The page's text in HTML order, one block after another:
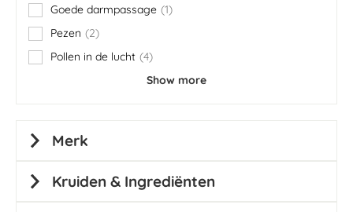
Goede darmpassage 1
item
Pezen
2
items
Pollen in de lucht 4
items
Show more
Merk
Kruiden & Ingrediënten